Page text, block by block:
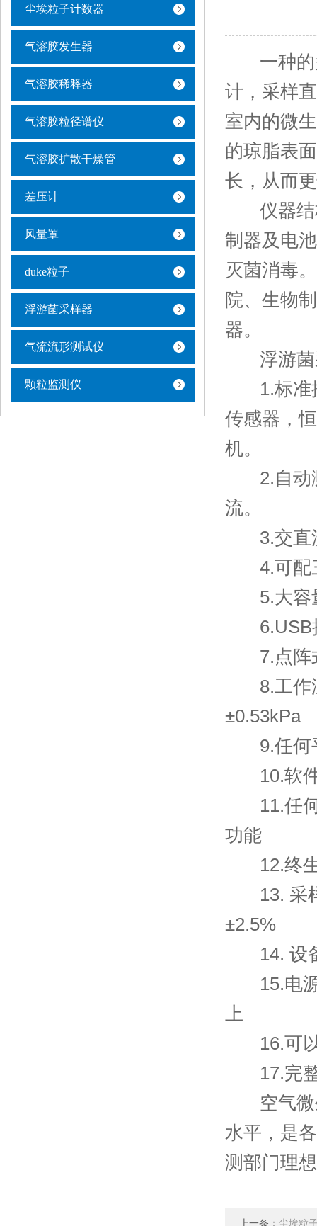
尘埃粒子计数器
气溶胶发生器
气溶胶稀释器
气溶胶粒径谱仪
气溶胶扩散干燥管
差压计
风量罩
duke粒子
浮游菌采样器
气流流形测试仪
颗粒监测仪
一种的
计，采样
室内的微
的琼脂表
长，从而
仪器结
制器及电
灭菌消毒
院、生物
器。
浮游菌
1.标准撞
传感器，
机。
2.自动测
流。
3.交直
4.可配
5.大容量
6.USB接
7.点阵式
8.工作温
±0.53kPa
9.任何平
10.软件
11.任何
功能
12.终生
13. 采样
±2.5%
14. 设备
15.电源
上
16.可以
17.完整
空气微
水平，是
测部门理
上一条： 尘埃粒